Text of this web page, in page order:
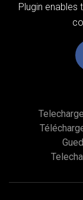
Plugin enables